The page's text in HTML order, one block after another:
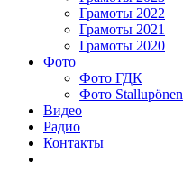
Грамоты 2022
Грамоты 2021
Грамоты 2020
Фото
Фото ГДК
Фото Stallupönen
Видео
Радио
Контакты